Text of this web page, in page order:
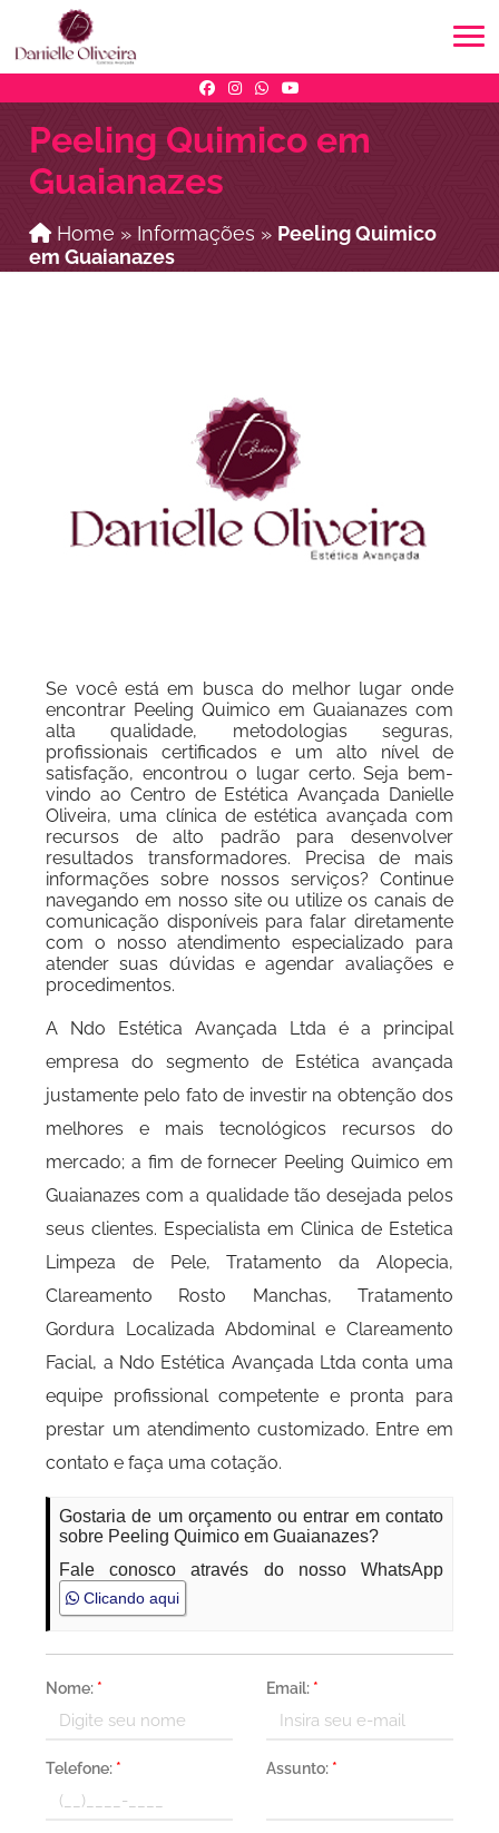
Peeling Quimico em
Guaianazes
Home » Informações » Peeling Quimico
em Guaianazes
Se você está em busca do melhor lugar onde
encontrar Peeling Quimico em Guaianazes com
alta qualidade, metodologias seguras,
profissionais certificados e um alto nível de
satisfação, encontrou o lugar certo. Seja bem-
vindo ao Centro de Estética Avançada Danielle
Oliveira, uma clínica de estética avançada com
recursos de alto padrão para desenvolver
resultados transformadores. Precisa de mais
informações sobre nossos serviços? Continue
navegando em nosso site ou utilize os canais de
comunicação disponíveis para falar diretamente
com o nosso atendimento especializado para
atender suas dúvidas e agendar avaliações e
procedimentos.
A Ndo Estética Avançada Ltda é a principal
empresa do segmento de Estética avançada
justamente pelo fato de investir na obtenção dos
melhores e mais tecnológicos recursos do
mercado; a fim de fornecer Peeling Quimico em
Guaianazes com a qualidade tão desejada pelos
seus clientes. Especialista em Clinica de Estetica
Limpeza de Pele, Tratamento da Alopecia,
Clareamento Rosto Manchas, Tratamento
Gordura Localizada Abdominal e Clareamento
Facial, a Ndo Estética Avançada Ltda conta uma
equipe profissional competente e pronta para
prestar um atendimento customizado. Entre em
contato e faça uma cotação.
Gostaria de um orçamento ou entrar em contato
sobre Peeling Quimico em Guaianazes?
Fale conosco através do nosso WhatsApp
Clicando aqui
Nome: * Email: *
Telefone: * Assunto: *